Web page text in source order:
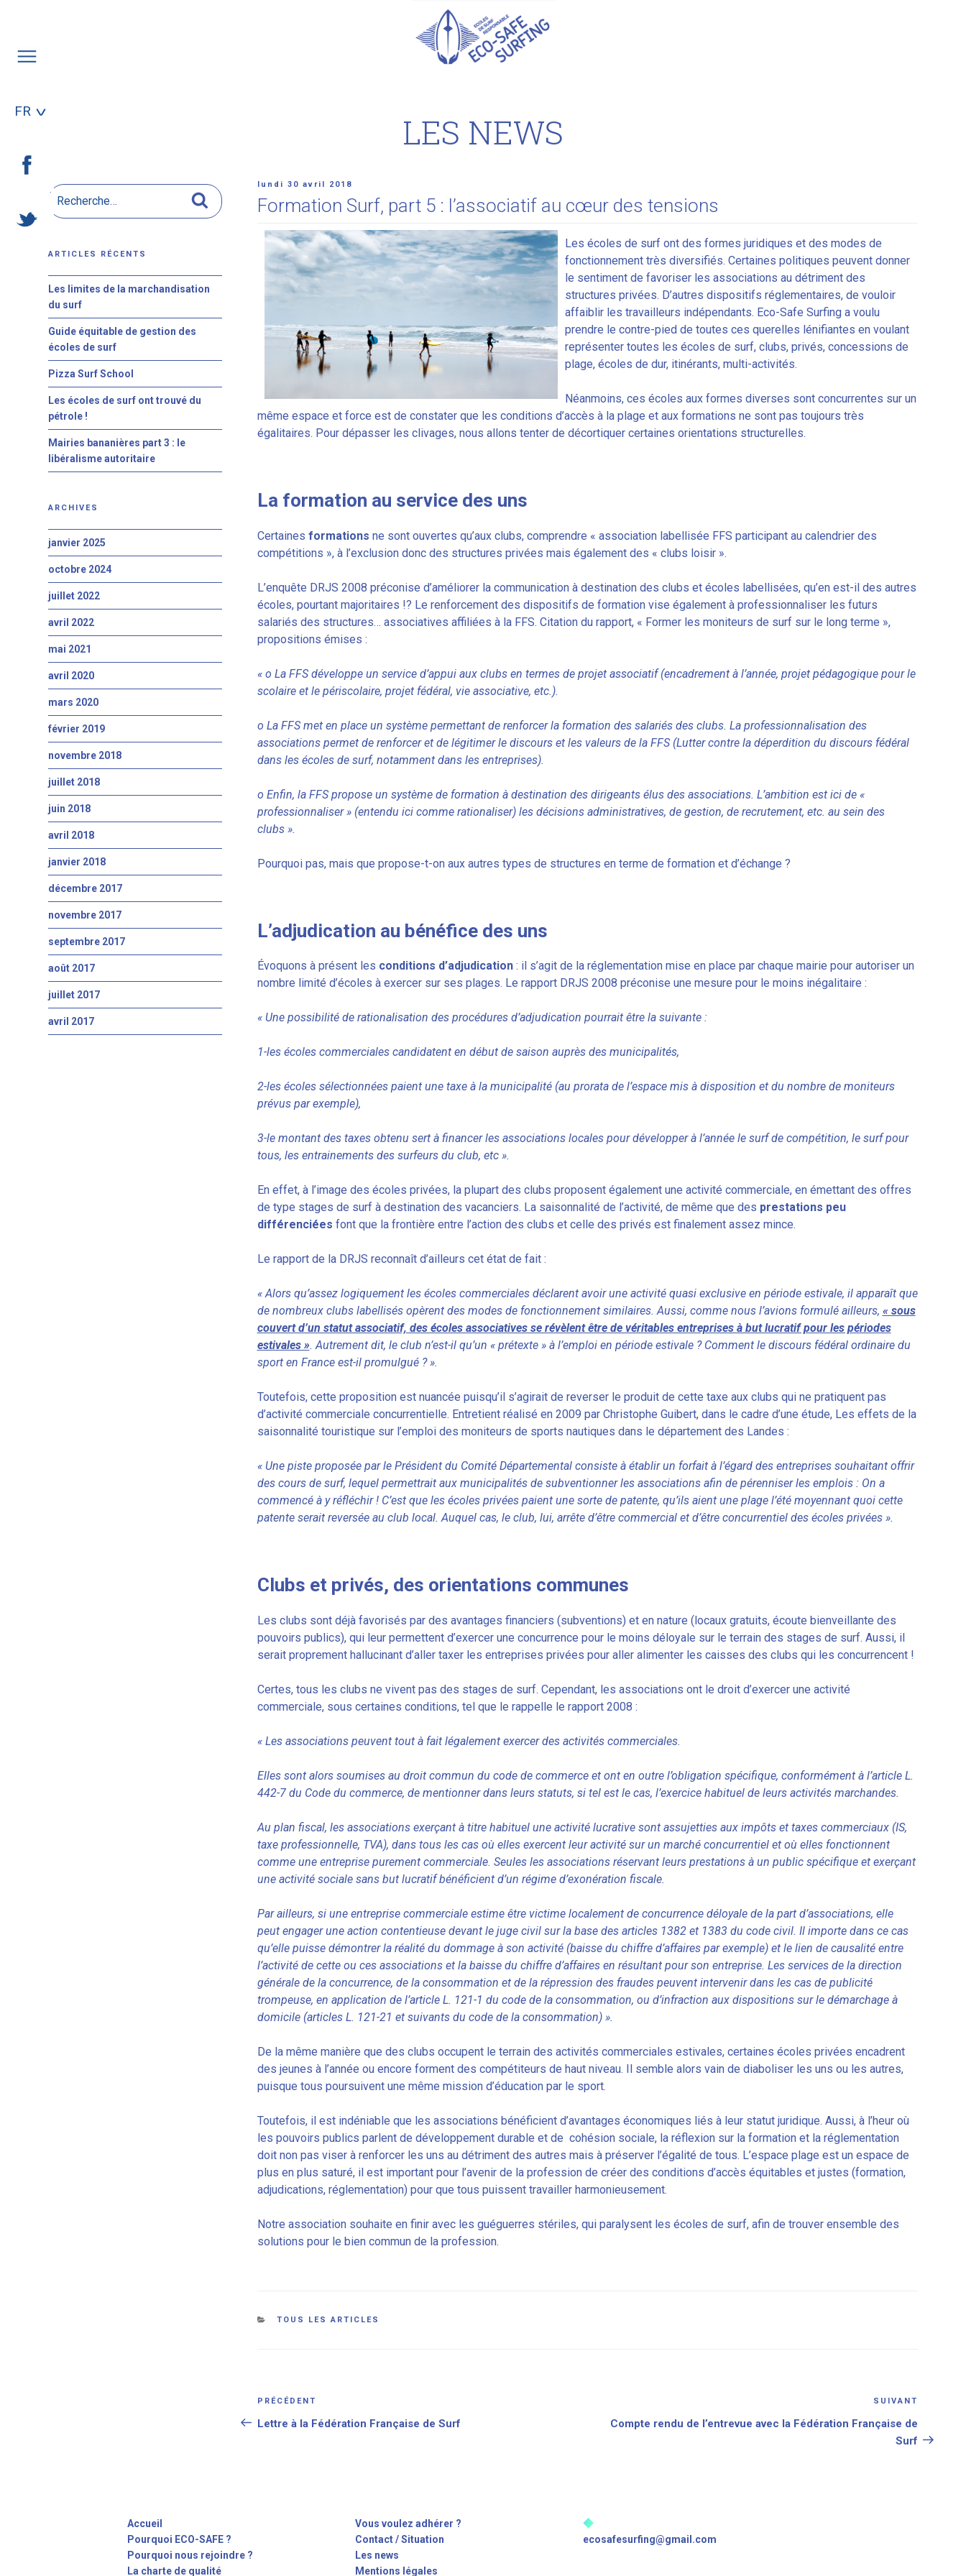
principal
FR LES NEWS
Publié
lundi 30 avril 2018
Formation Surf, part 5 : l’associatif au cœur des tensions
Les écoles de surf ont des formes juridiques et des modes de
fonctionnement très diversifiés. Certaines politiques peuvent donner
le sentiment de favoriser les associations au détriment des
structures privées. D’autres dispositifs réglementaires, de vouloir
affaiblir les travailleurs indépendants. Eco-Safe Surfing a voulu
prendre le contre-pied de toutes ces querelles lénifiantes en voulant
représenter toutes les écoles de surf, clubs, privés, concessions de
plage, écoles de dur, itinérants, multi-activités.
Néanmoins, ces écoles aux formes diverses sont concurrentes sur un
même espace et force est de constater que les conditions d’accès à la plage et aux formations ne sont pas toujours très
égalitaires. Pour dépasser les clivages, nous allons tenter de décortiquer certaines orientations structurelles.
La formation au service des uns
Certaines formations ne sont ouvertes qu’aux clubs, comprendre « association labellisée FFS participant au calendrier des
compétitions », à l’exclusion donc des structures privées mais également des « clubs loisir ».
L’enquête DRJS 2008 préconise d’améliorer la communication à destination des clubs et écoles labellisées, qu’en est-il des autres
écoles, pourtant majoritaires !? Le renforcement des dispositifs de formation vise également à professionnaliser les futurs
salariés des structures… associatives affiliées à la FFS. Citation du rapport, « Former les moniteurs de surf sur le long terme »,
propositions émises :
« o La FFS développe un service d’appui aux clubs en termes de projet associatif (encadrement à l’année, projet pédagogique pour le
scolaire et le périscolaire, projet fédéral, vie associative, etc.).
o La FFS met en place un système permettant de renforcer la formation des salariés des clubs. La professionnalisation des
associations permet de renforcer et de légitimer le discours et les valeurs de la FFS (Lutter contre la déperdition du discours fédéral
dans les écoles de surf, notamment dans les entreprises).
o Enfin, la FFS propose un système de formation à destination des dirigeants élus des associations. L’ambition est ici de «
professionnaliser » (entendu ici comme rationaliser) les décisions administratives, de gestion, de recrutement, etc. au sein des
clubs ».
Pourquoi pas, mais que propose-t-on aux autres types de structures en terme de formation et d’échange ?
L’adjudication au bénéfice des uns
Évoquons à présent les conditions d’adjudication: il s’agit de la réglementation mise en place par chaque mairie pour autoriser un
nombre limité d’écoles à exercer sur ses plages. Le rapport DRJS 2008 préconise une mesure pour le moins inégalitaire :
« Une possibilité de rationalisation des procédures d’adjudication pourrait être la suivante :
1-les écoles commerciales candidatent en début de saison auprès des municipalités,
2-les écoles sélectionnées paient une taxe à la municipalité (au prorata de l’espace mis à disposition et du nombre de moniteurs
prévus par exemple),
3-le montant des taxes obtenu sert à financer les associations locales pour développer à l’année le surf de compétition, le surf pour
tous, les entrainements des surfeurs du club, etc ».
En effet, à l’image des écoles privées, la plupart des clubs proposent également une activité commerciale, en émettant des offres
de type stages de surf à destination des vacanciers. La saisonnalité de l’activité, de même que des prestations peu
différenciées font que la frontière entre l’action des clubs et celle des privés est finalement assez mince.
Le rapport de la DRJS reconnaît d’ailleurs cet état de fait :
« Alors qu’assez logiquement les écoles commerciales déclarent avoir une activité quasi exclusive en période estivale, il apparaît que
de nombreux clubs labellisés opèrent des modes de fonctionnement similaires. Aussi, comme nous l’avions formulé ailleurs, « sous
couvert d’un statut associatif, des écoles associatives se révèlent être de véritables entreprises à but lucratif pour les périodes
estivales ». Autrement dit, le club n’est-il qu’un « prétexte » à l’emploi en période estivale ? Comment le discours fédéral ordinaire du
sport en France est-il promulgué ? ».
Toutefois, cette proposition est nuancée puisqu’il s’agirait de reverser le produit de cette taxe aux clubs qui ne pratiquent pas
d’activité commerciale concurrentielle. Entretient réalisé en 2009 par Christophe Guibert, dans le cadre d’une étude, Les effets de la
saisonnalité touristique sur l’emploi des moniteurs de sports nautiques dans le département des Landes :
« Une piste proposée par le Président du Comité Départemental consiste à établir un forfait à l’égard des entreprises souhaitant offrir
des cours de surf, lequel permettrait aux municipalités de subventionner les associations afin de pérenniser les emplois : On a
commencé à y réfléchir ! C’est que les écoles privées paient une sorte de patente, qu’ils aient une plage l’été moyennant quoi cette
patente serait reversée au club local. Auquel cas, le club, lui, arrête d’être commercial et d’être concurrentiel des écoles privées ».
Clubs et privés, des orientations communes
Les clubs sont déjà favorisés par des avantages financiers (subventions) et en nature (locaux gratuits, écoute bienveillante des
pouvoirs publics), qui leur permettent d’exercer une concurrence pour le moins déloyale sur le terrain des stages de surf. Aussi, il
serait proprement hallucinant d’aller taxer les entreprises privées pour aller alimenter les caisses des clubs qui les concurrencent !
Certes, tous les clubs ne vivent pas des stages de surf. Cependant, les associations ont le droit d’exercer une activité
commerciale, sous certaines conditions, tel que le rappelle le rapport 2008 :
« Les associations peuvent tout à fait légalement exercer des activités commerciales.
Elles sont alors soumises au droit commun du code de commerce et ont en outre l’obligation spécifique, conformément à l’article L.
442-7 du Code du commerce, de mentionner dans leurs statuts, si tel est le cas, l’exercice habituel de leurs activités marchandes.
Au plan fiscal, les associations exerçant à titre habituel une activité lucrative sont assujetties aux impôts et taxes commerciaux (IS,
taxe professionnelle, TVA), dans tous les cas où elles exercent leur activité sur un marché concurrentiel et où elles fonctionnent
comme une entreprise purement commerciale. Seules les associations réservant leurs prestations à un public spécifique et exerçant
une activité sociale sans but lucratif bénéficient d’un régime d’exonération fiscale.
Par ailleurs, si une entreprise commerciale estime être victime localement de concurrence déloyale de la part d’associations, elle
peut engager une action contentieuse devant le juge civil sur la base des articles 1382 et 1383 du code civil. Il importe dans ce cas
qu’elle puisse démontrer la réalité du dommage à son activité (baisse du chiffre d’affaires par exemple) et le lien de causalité entre
l’activité de cette ou ces associations et la baisse du chiffre d’affaires en résultant pour son entreprise. Les services de la direction
générale de la concurrence, de la consommation et de la répression des fraudes peuvent intervenir dans les cas de publicité
trompeuse, en application de l’article L. 121-1 du code de la consommation, ou d’infraction aux dispositions sur le démarchage à
domicile (articles L. 121-21 et suivants du code de la consommation) ».
De la même manière que des clubs occupent le terrain des activités commerciales estivales, certaines écoles privées encadrent
des jeunes à l’année ou encore forment des compétiteurs de haut niveau. Il semble alors vain de diaboliser les uns ou les autres,
puisque tous poursuivent une même mission d’éducation par le sport.
Toutefois, il est indéniable que les associations bénéficient d’avantages économiques liés à leur statut juridique. Aussi, à l’heur où
les pouvoirs publics parlent de développement durable et de cohésion sociale, la réflexion sur la formation et la réglementation
doit non pas viser à renforcer les uns au détriment des autres mais à préserver l’égalité de tous. L’espace plage est un espace de
plus en plus saturé, il est important pour l’avenir de la profession de créer des conditions d’accès équitables et justes (formation,
adjudications, réglementation) pour que tous puissent travailler harmonieusement.
Notre association souhaite en finir avec les guéguerres stériles, qui paralysent les écoles de surf, afin de trouver ensemble des
solutions pour le bien commun de la profession.
Catégories
TOUS LES ARTICLES
Navigation
de
Article
précédent
PRÉCÉDENT
Lettre à la Fédération Française de Surf
suivant
SUIVANT
Compte rendu de l’entrevue avec la Fédération Française de
Surf
Recherche
pour
Recherche
ARTICLES RÉCENTS
Les limites de la marchandisation
du surf
Guide équitable de gestion des
écoles de surf
Pizza Surf School
Les écoles de surf ont trouvé du
pétrole !
Mairies bananières part 3 : le
libéralisme autoritaire
ARCHIVES
janvier 2025
octobre 2024
juillet 2022
avril 2022
mai 2021
avril 2020
mars 2020
février 2019
novembre 2018
juillet 2018
juin 2018
avril 2018
janvier 2018
décembre 2017
novembre 2017
septembre 2017
août 2017
juillet 2017
avril 2017
Accueil
Pourquoi ECO-SAFE ?
Pourquoi nous rejoindre ?
La charte de qualité
Vous voulez adhérer ?
Contact / Situation
Les news
Mentions légales
ecosafesurfing@gmail.com